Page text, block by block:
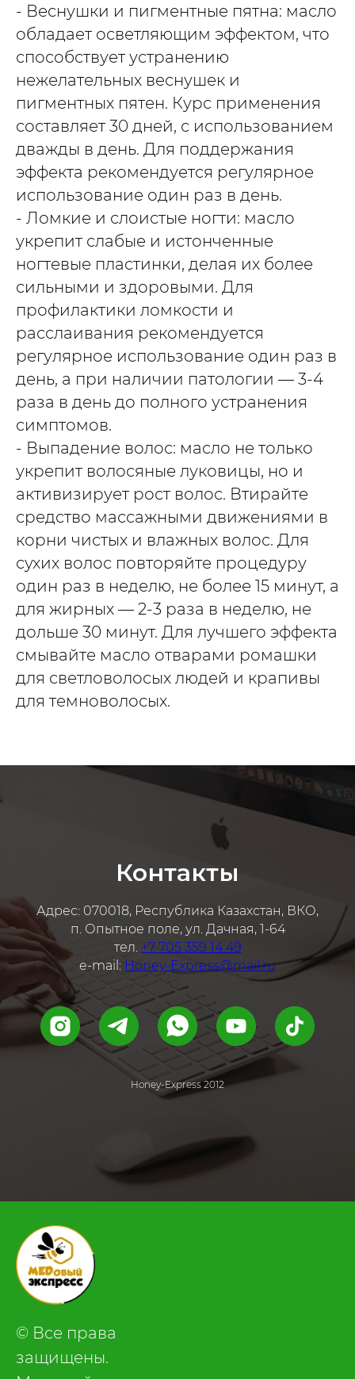
- Веснушки и пигментные пятна: масло
обладает осветляющим эффектом, что
способствует устранению
нежелательных веснушек и
пигментных пятен. Курс применения
составляет 30 дней, с использованием
дважды в день. Для поддержания
эффекта рекомендуется регулярное
использование один раз в день.
- Ломкие и слоистые ногти: масло
укрепит слабые и истонченные
ногтевые пластинки, делая их более
сильными и здоровыми. Для
профилактики ломкости и
расслаивания рекомендуется
регулярное использование один раз в
день, а при наличии патологии — 3-4
раза в день до полного устранения
симптомов.
- Выпадение волос: масло не только
укрепит волосяные луковицы, но и
активизирует рост волос. Втирайте
средство массажными движениями в
корни чистых и влажных волос. Для
сухих волос повторяйте процедуру
один раз в неделю, не более 15 минут, а
для жирных — 2-3 раза в неделю, не
дольше 30 минут. Для лучшего эффекта
смывайте масло отварами ромашки
для светловолосых людей и крапивы
для темноволосых.
Контакты
Адрес: 070018, Республика Казахстан, ВКО,
п. Опытное поле, ул. Дачная, 1-64
тел. +7 705 359 14 49
e-mail: Honey-Express@mail.ru
Honey-Express 2012
© Все права
защищены.